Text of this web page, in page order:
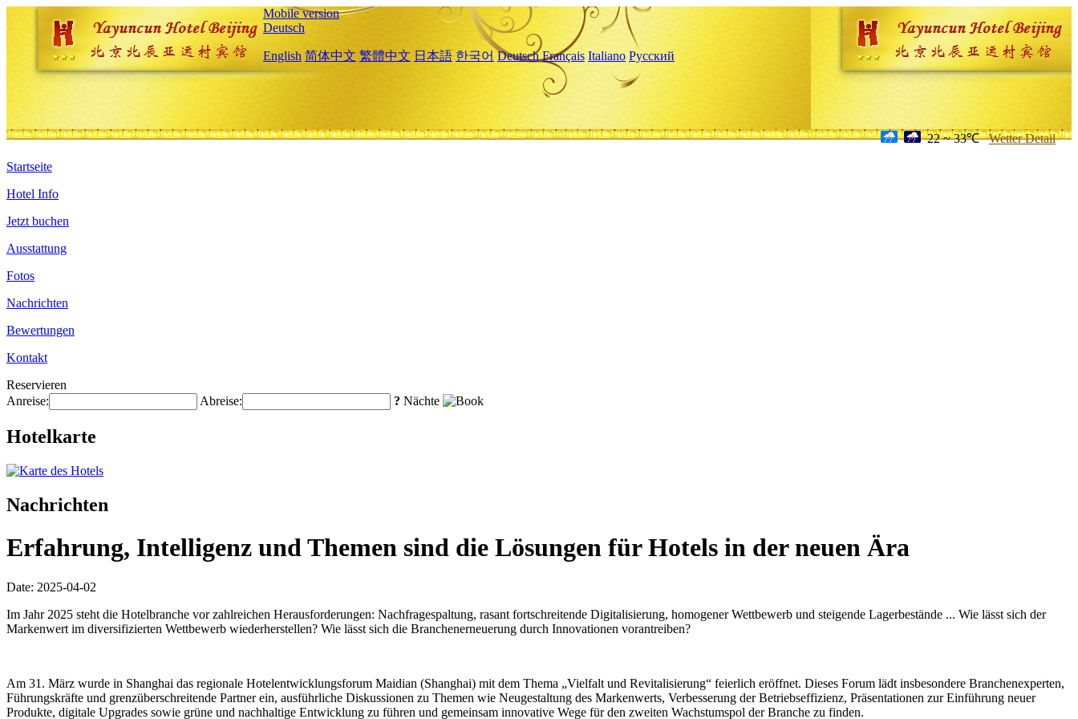
Mobile version
Deutsch
English 简体中文 繁體中文 日本語 한국어 Deutsch Français Italiano Русский
22 ~ 33℃ Wetter Detail
Startseite
Hotel Info
Jetzt buchen
Ausstattung
Fotos
Nachrichten
Bewertungen
Kontakt
Reservieren
Anreise:
Abreise: ? Nächte
Hotelkarte
Nachrichten
Erfahrung, Intelligenz und Themen sind die Lösungen für Hotels in der neuen Ära
Date: 2025-04-02
Im Jahr 2025 steht die Hotelbranche vor zahlreichen Herausforderungen: Nachfragespaltung, rasant fortschreitende Digitalisierung, homogener Wettbewerb und steigende Lagerbestände ... Wie lässt sich der
Markenwert im diversifizierten Wettbewerb wiederherstellen? Wie lässt sich die Branchenerneuerung durch Innovationen vorantreiben?
Am 31. März wurde in Shanghai das regionale Hotelentwicklungsforum Maidian (Shanghai) mit dem Thema „Vielfalt und Revitalisierung“ feierlich eröffnet. Dieses Forum lädt insbesondere Branchenexperten,
Führungskräfte und grenzüberschreitende Partner ein, ausführliche Diskussionen zu Themen wie Neugestaltung des Markenwerts, Verbesserung der Betriebseffizienz, Präsentationen zur Einführung neuer
Produkte, digitale Upgrades sowie grüne und nachhaltige Entwicklung zu führen und gemeinsam innovative Wege für den zweiten Wachstumspol der Branche zu finden.